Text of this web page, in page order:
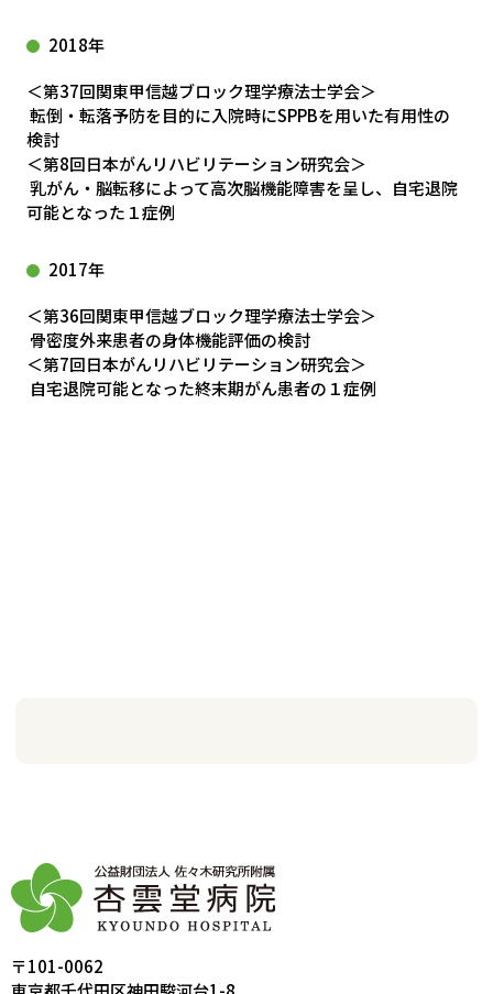
2018年
＜第37回関東甲信越ブロック理学療法士学会＞
転倒・転落予防を目的に入院時にSPPBを用いた有用性の
検討
＜第8回日本がんリハビリテーション研究会＞
乳がん・脳転移によって高次脳機能障害を呈し、自宅退院
可能となった１症例
2017年
＜第36回関東甲信越ブロック理学療法士学会＞
骨密度外来患者の身体機能評価の検討
＜第7回日本がんリハビリテーション研究会＞
自宅退院可能となった終末期がん患者の１症例
〒101-0062